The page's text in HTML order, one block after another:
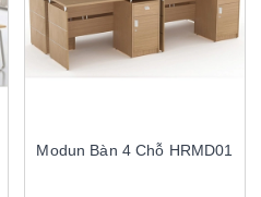
Modun Bàn 4 Chỗ HRMD01